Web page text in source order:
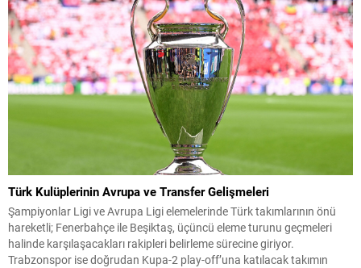
Türk Kulüplerinin Avrupa ve Transfer Gelişmeleri
Şampiyonlar Ligi ve Avrupa Ligi elemelerinde Türk takımlarının önü
hareketli; Fenerbahçe ile Beşiktaş, üçüncü eleme turunu geçmeleri
halinde karşılaşacakları rakipleri belirleme sürecine giriyor.
Trabzonspor ise doğrudan Kupa-2 play-off’una katılacak takımın